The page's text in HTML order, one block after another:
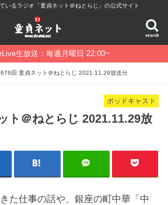
いるラジオ「童貞ネット＠ねとらじ」の公式サイト
search
生放送：毎週月曜日 22:00~
回 童貞ネット＠ねとらじ 2021.11.29放送分
ポッドキャスト
ト＠ねとらじ 2021.11.29放
た仕事の話や、銀座の町中華「中